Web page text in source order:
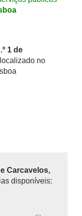
1 de
no
Carcavelos,
disponíveis: